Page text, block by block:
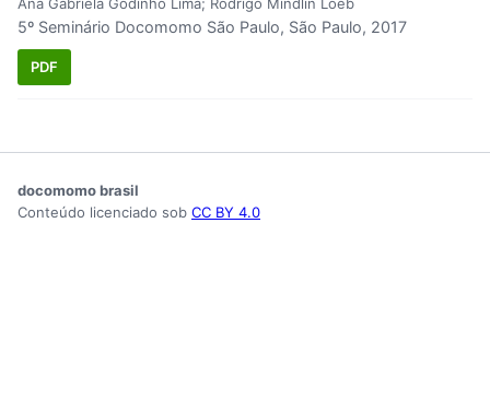
5º Seminário Docomomo São Paulo, São Paulo, 2017
PDF
docomomo brasil
Conteúdo licenciado sob CC BY 4.0